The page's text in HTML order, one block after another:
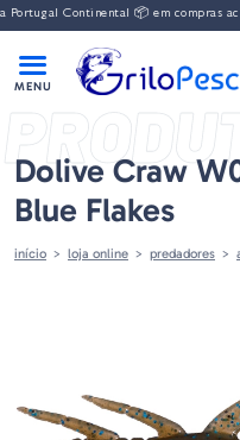
Continental 📦 em compras acima
Dolive Craw
Blue Flakes
início loja online predadores